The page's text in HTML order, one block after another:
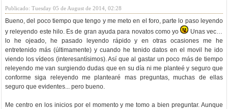
Publicado: Tuesday 05 de August de 2014, 02:28
Bueno, del poco tiempo que tengo y me meto en el foro, parte lo paso leyendo
y releyendo este hilo. Es de gran ayuda para novatos como yo
Unas veces
lo he ojeado, he pasado leyendo rápido y en otras ocasiones me he
entretenido más (últimamente) y cuando he tenido datos en el movil he ido
viendo los vídeos (interesantísimos). Así que al gastar un poco más de tiempo
releyendo me van surgiendo dudas que en su día ni me planteé y seguro que
conforme siga releyendo me plantearé mas preguntas, muchas de ellas
seguro que evidentes... pero bueno.
Me centro en los inicios por el momento y me tomo a bien preguntar. Aunque